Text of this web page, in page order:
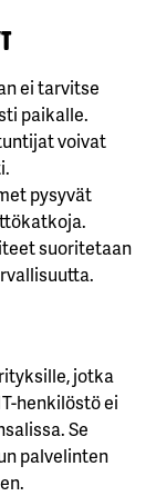
ei tarvitse
paikalle.
voivat
pysyvät
suoritetaan
jotka
henkilöstö ei
Se
palvelinten